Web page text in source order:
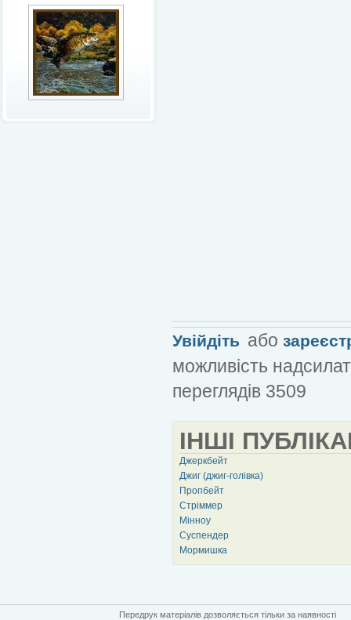
Увійдіть або
можливість
переглядів 3509
ІНШІ
Джеркбейт
Джиг (джиг-голівка)
Пропбейт
Стріммер
Мінноу
Суспендер
Мормишка
Передрук матеріалів дозволяється тільки за наявності